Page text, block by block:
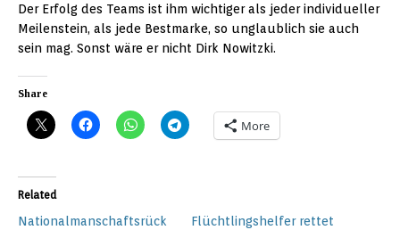
Der Erfolg des Teams ist ihm wichtiger als jeder individueller
Meilenstein, als jede Bestmarke, so unglaublich sie auch
sein mag. Sonst wäre er nicht Dirk Nowitzki.
Share
More
Related
Nationalmanschaftsrück
Flüchtlingshelfer rettet